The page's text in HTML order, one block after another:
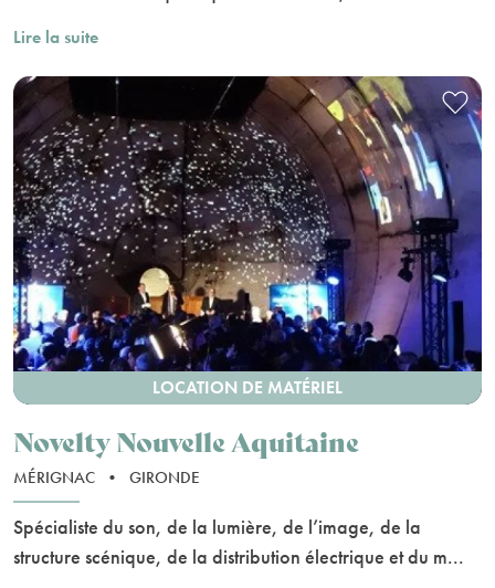
Lire la suite
LOCATION DE MATÉRIEL
Novelty Nouvelle Aquitaine
MÉRIGNAC • GIRONDE
Spécialiste du son, de la lumière, de l’image, de la
structure scénique, de la distribution électrique et du m...